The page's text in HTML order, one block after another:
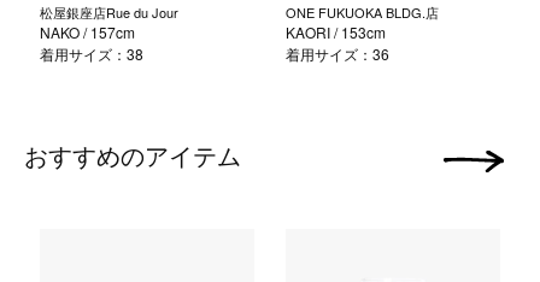
松屋銀座店Rue du Jour
NAKO/ 157cm
着用サイズ：38
ONE FUKUOKA BLDG.店
KAORI/ 153cm
着用サイズ：36
おすすめのアイテム 次の画像